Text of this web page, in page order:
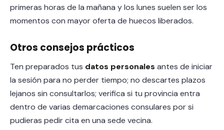
primeras horas de la mañana y los lunes suelen ser los
momentos con mayor oferta de huecos liberados.
Otros consejos prácticos
Ten preparados tus datos personales antes de iniciar
la sesión para no perder tiempo; no descartes plazos
lejanos sin consultarlos; verifica si tu provincia entra
dentro de varias demarcaciones consulares por si
pudieras pedir cita en una sede vecina.